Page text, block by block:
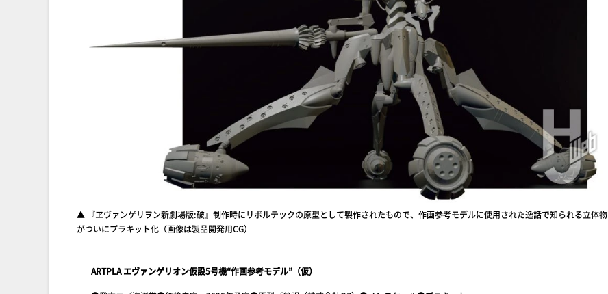
▲ 『ヱヴァンゲリヲン新劇場版:破』制作時にリボルテックの原型として製作されたもので、作画参考モデルに使用された逸話で知られる立体物
がついにプラキット化（画像は製品開発用CG）
ARTPLA エヴァンゲリオン仮設5号機“作画参考モデル”（仮）